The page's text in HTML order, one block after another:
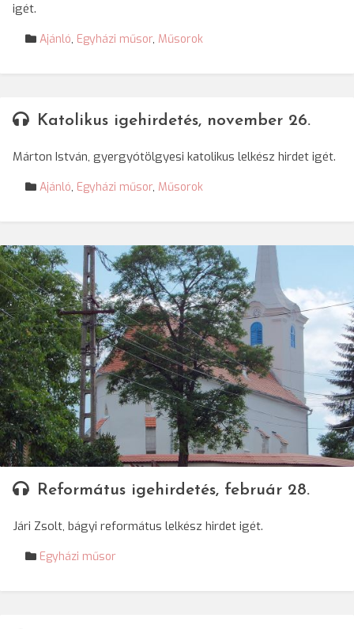
igét.
Ajánló, Egyházi műsor, Műsorok
Katolikus igehirdetés, november 26.
Márton István, gyergyótölgyesi katolikus lelkész hirdet igét.
Ajánló, Egyházi műsor, Műsorok
Református igehirdetés, február 28.
Jári Zsolt, bágyi református lelkész hirdet igét.
Egyházi műsor